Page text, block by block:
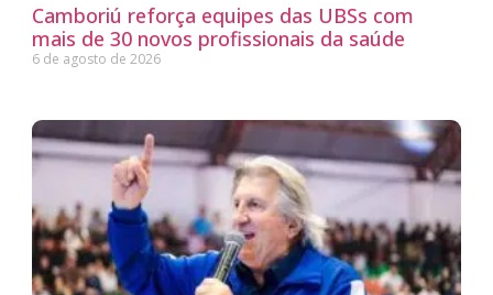
Camboriú reforça equipes das UBSs com
mais de 30 novos profissionais da saúde
6 de agosto de 2026